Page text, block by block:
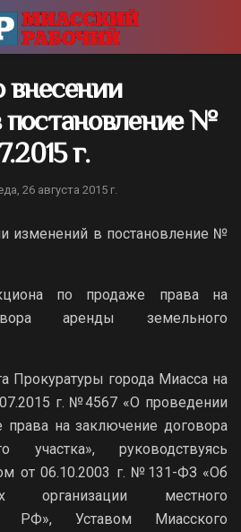
№
г.
26 августа 2015 г.
изменений в постановление №
по продаже права на
аренды земельного
Прокуратуры города Миасса на
г. №4567 «О проведении
права на заключение договора
участка», руководствуясь
от 06.10.2003 г. №131-ФЗ «Об
организации местного
РФ», Уставом Миасского